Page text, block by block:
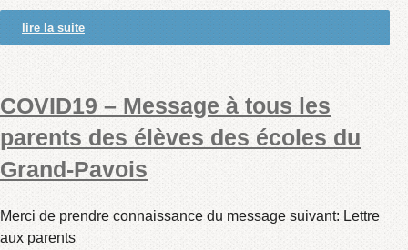
lire la suite
COVID19 – Message à tous les
parents des élèves des écoles du
Grand-Pavois
Merci de prendre connaissance du message suivant: Lettre
aux parents